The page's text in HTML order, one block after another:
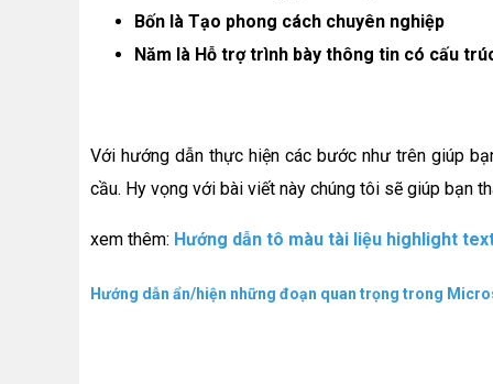
Bốn là Tạo phong cách chuyên nghiệp
Năm là Hỗ trợ trình bày thông tin có cấu
Với hướng dẫn thực hiện các bước như trên giúp
cầu. Hy vọng với bài viết này chúng tôi sẽ giúp bạn
xem thêm: Hướng dẫn tô màu tài liệu highlight
Hướng dẫn ẩn/hiện những đoạn quan trọng trong